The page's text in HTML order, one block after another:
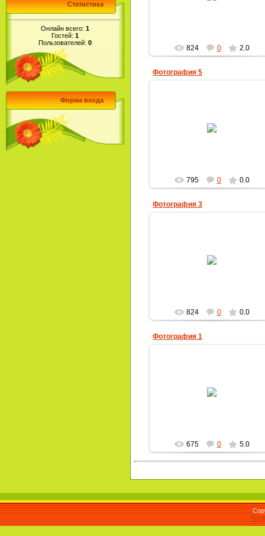
Статистика
Онлайн всего: 1
Гостей: 1
Пользователей: 0
Форма входа
824 0 2.0
Фотография 5
795 0 0.0
Фотография 3
824 0 0.0
Фотография 1
675 0 5.0